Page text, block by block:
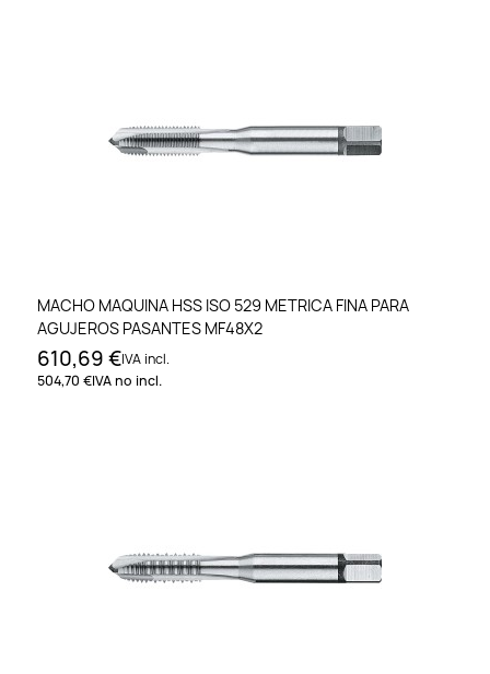
MACHO MAQUINA HSS ISO 529 METRICA FINA PARA
AGUJEROS PASANTES MF48X2
610,69 €IVA incl.
504,70 €IVA no incl.